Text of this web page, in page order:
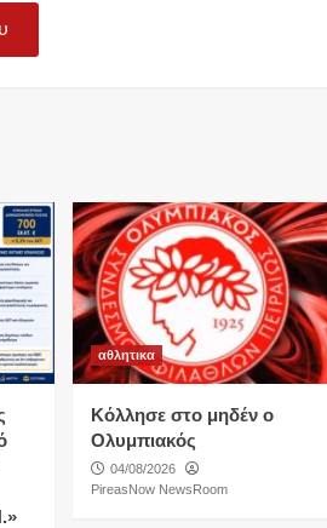
αθλητικα
Κόλλησε στο μηδέν ο
Ολυμπιακός
04/08/2026
PireasNow NewsRoom